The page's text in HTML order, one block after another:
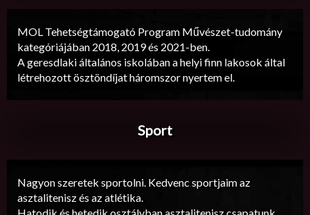
MOL Tehetségtámogató Program Művészet-tudomány
kategóriájában 2018, 2019 és 2021-ben.
A geresdlaki általános iskolában a helyi finn lakosok által
létrehozott ösztöndíjat háromszor nyertem el.
Sport
Nagyon szeretek sportolni. Kedvenc sportjaim az
asztalitenisz és az atlétika.
Hatodik és hetedik osztályban asztalitenisz csapatunk